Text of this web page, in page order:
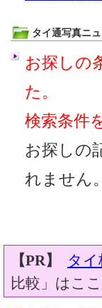
タイ通写真ニ
お探しの
た。
検索条件
お探しの
れません
【PR】 タイ
比較」はここ